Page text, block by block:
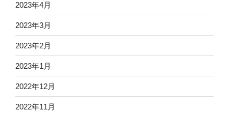
2023年4月
2023年3月
2023年2月
2023年1月
2022年12月
2022年11月